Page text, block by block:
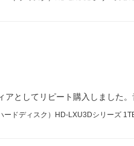
アとしてリピート購入しました
ードディスク）HD-LXU3Dシリーズ